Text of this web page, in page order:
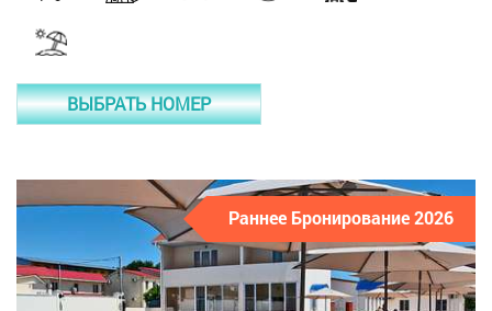
ВЫБРАТЬ НОМЕР
Раннее Бронирование 2026